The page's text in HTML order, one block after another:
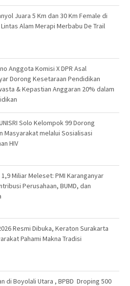
Juara 5 Km dan 30 Km Female di
Alam Merapi Merbabu De Trail
Anggota Komisi X DPR Asal
Dorong Kesetaraan Pendidikan
& Kepastian Anggaran 20% dalam
Solo Kelompok 99 Dorong
Masyarakat melalui Sosialisasi
HIV
Miliar Meleset: PMI Karanganyar
Perusahaan, BUMD, dan
Resmi Dibuka, Keraton Surakarta
Pahami Makna Tradisi
di Boyolali Utara , BPBD Droping 500